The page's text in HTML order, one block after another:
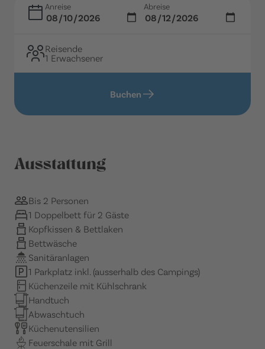
Anreise Abreise
Reisende
1 Erwachsener
Buchen
Ausstattung
Bis 2 Personen
1 Doppelbett für 2 Gäste
Kopfkissen & Bettlaken
Bettwäsche
Sanitäranlagen
1 Parkplatz inkl. (ausserhalb des Campings)
Küchenzeile mit Kühlschrank
Handtuch
Abwaschtuch
Küchenutensilien
Feuerschale mit Grill